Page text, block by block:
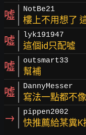
噓 NotBe21
樓上不用想了
噓 lyk191947
這個id只配噓
噓 outsmart33
幫補
噓 DannyMesser
寫法一點都不
→ pippen2002
快推薦給某糞K